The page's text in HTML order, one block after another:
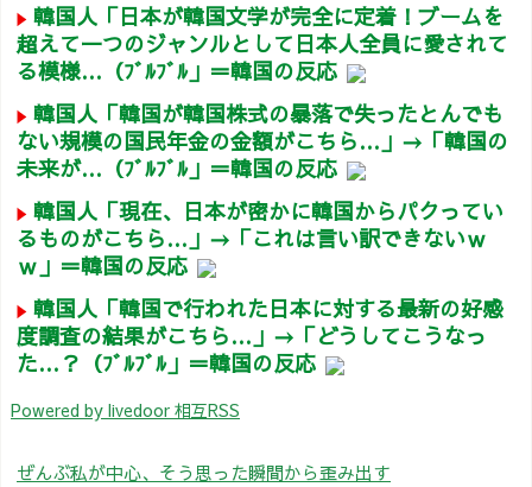
韓国人「日本が韓国文学が完全に定着！ブームを
超えて一つのジャンルとして日本人全員に愛されて
る模様…（ﾌﾞﾙﾌﾞﾙ」＝韓国の反応
韓国人「韓国が韓国株式の暴落で失ったとんでも
ない規模の国民年金の金額がこちら…」→「韓国の
未来が…（ﾌﾞﾙﾌﾞﾙ」＝韓国の反応
韓国人「現在、日本が密かに韓国からパクってい
るものがこちら…」→「これは言い訳できないｗ
ｗ」＝韓国の反応
韓国人「韓国で行われた日本に対する最新の好感
度調査の結果がこちら…」→「どうしてこうなっ
た…？（ﾌﾞﾙﾌﾞﾙ」＝韓国の反応
Powered by livedoor 相互RSS
ぜんぶ私が中心、そう思った瞬間から歪み出す